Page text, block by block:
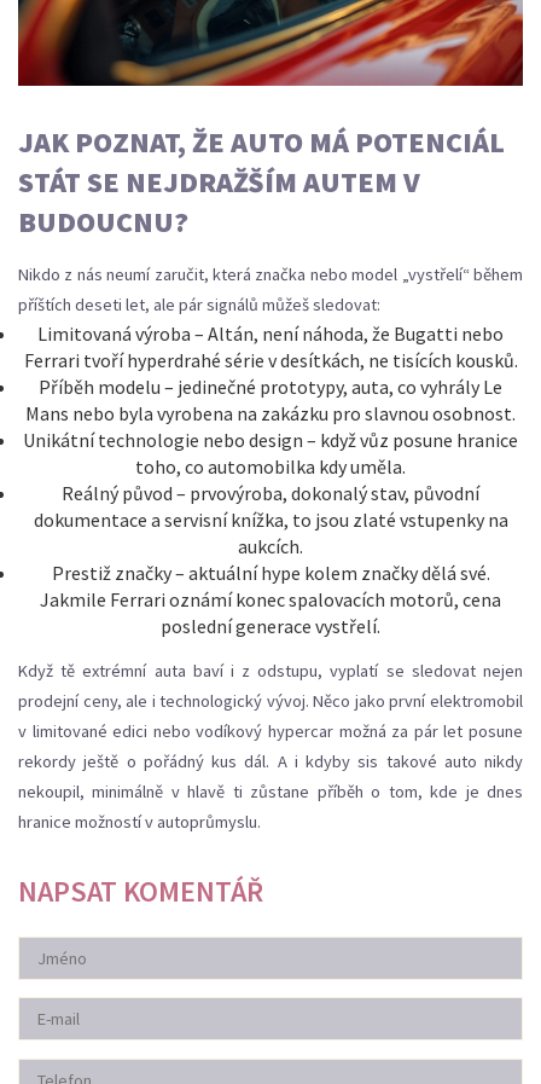
JAK POZNAT, ŽE AUTO MÁ POTENCIÁL
STÁT SE NEJDRAŽŠÍM AUTEM V
BUDOUCNU?
Nikdo z nás neumí zaručit, která značka nebo model „vystřelí“ během
příštích deseti let, ale pár signálů můžeš sledovat:
Limitovaná výroba – Altán, není náhoda, že Bugatti nebo
Ferrari tvoří hyperdrahé série v desítkách, ne tisících kousků.
Příběh modelu – jedinečné prototypy, auta, co vyhrály Le
Mans nebo byla vyrobena na zakázku pro slavnou osobnost.
Unikátní technologie nebo design – když vůz posune hranice
toho, co automobilka kdy uměla.
Reálný původ – prvovýroba, dokonalý stav, původní
dokumentace a servisní knížka, to jsou zlaté vstupenky na
aukcích.
Prestiž značky – aktuální hype kolem značky dělá své.
Jakmile Ferrari oznámí konec spalovacích motorů, cena
poslední generace vystřelí.
Když tě extrémní auta baví i z odstupu, vyplatí se sledovat nejen
prodejní ceny, ale i technologický vývoj. Něco jako první elektromobil
v limitované edici nebo vodíkový hypercar možná za pár let posune
rekordy ještě o pořádný kus dál. A i kdyby sis takové auto nikdy
nekoupil, minimálně v hlavě ti zůstane příběh o tom, kde je dnes
hranice možností v autoprůmyslu.
NAPSAT KOMENTÁŘ